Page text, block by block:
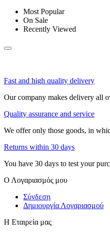
Most Popular
On Sale
Recently Viewed
Fast and high quality delivery
Our company makes delivery all
Quality assurance and service
We offer only those goods, in
Returns within 30 days
You have 30 days to test your
Ο Λογαριασμός μου
Σύνδεση
Δημιουργία Λογαριασμού
Η Εταιρεία μας